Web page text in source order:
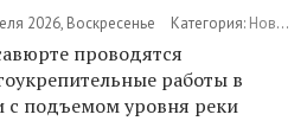
2026, Воскресенье Категория: Новости
проводятся
работы в
с подъемом уровня реки